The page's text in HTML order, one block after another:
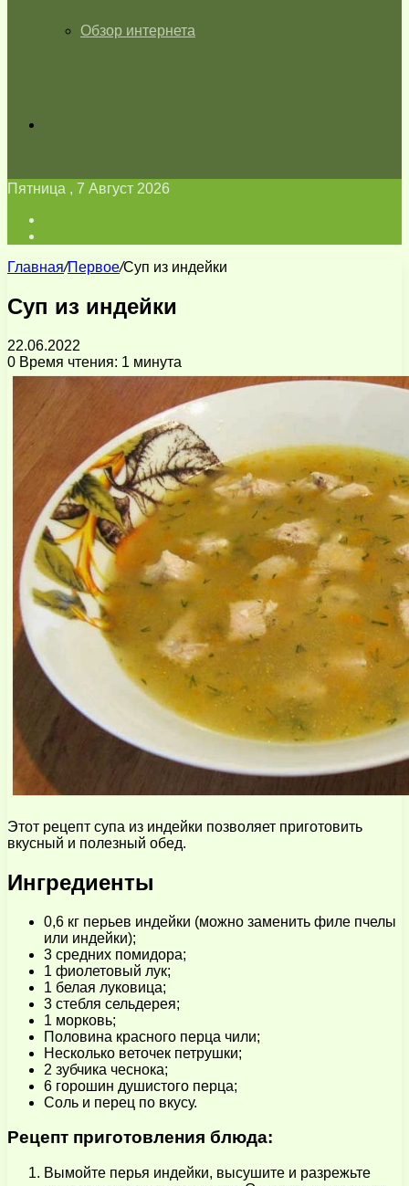
Обзор интернета
Пятница , 7 Август 2026
Главная/Первое/Суп из индейки
Суп из индейки
22.06.2022
0 Время чтения: 1 минута
Этот рецепт супа из индейки позволяет приготовить
вкусный и полезный обед.
Ингредиенты
0,6 кг перьев индейки (можно заменить филе пчелы
или индейки);
3 средних помидора;
1 фиолетовый лук;
1 белая луковица;
3 стебля сельдерея;
1 морковь;
Половина красного перца чили;
Несколько веточек петрушки;
2 зубчика чеснока;
6 горошин душистого перца;
Соль и перец по вкусу.
Рецепт приготовления блюда:
Вымойте перья индейки, высушите и разрежьте